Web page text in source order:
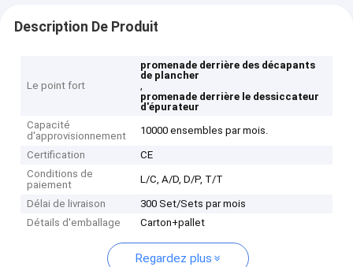
Description De Produit
Le point fort
promenade derrière des décapants
de plancher
,
promenade derrière le dessiccateur
d'épurateur
Capacité
d'approvisionnement
10000 ensembles par mois.
Certification
CE
Conditions de
paiement
L/C, A/D, D/P, T/T
Délai de livraison
300 Set/Sets par mois
Détails d'emballage
Carton+pallet
Regardez plus